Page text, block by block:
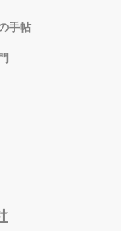
手帖